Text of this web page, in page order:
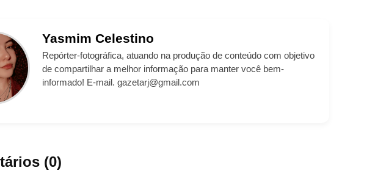
Yasmim Celestino
Repórter-fotográfica, atuando na produção de conteúdo com objetivo
de compartilhar a melhor informação para manter você bem-
informado! E-mail. gazetarj@gmail.com
(0)